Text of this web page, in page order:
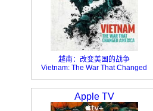
越南：改变美国的战争
Vietnam: The War That Changed
Apple TV